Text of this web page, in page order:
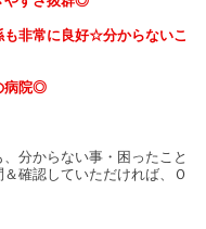
非常に良好☆分からないこ
病院◎
分からない事・困ったこと
確認していただければ、Ｏ